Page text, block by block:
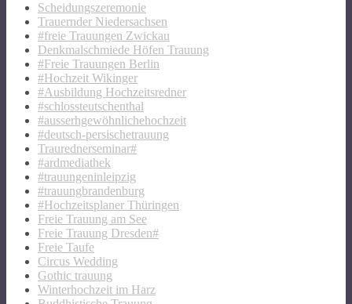
Scheidungszeremonie
Trauernder Niedersachsen
#freie Trauungen Zwickau
Denkmalschmiede Höfen Trauung
#Freie Trauungen Berlin
#Hochzeit Wikinger
#Ausbildung Hochzeitsredner
#schlossteutschenthal
#ausserhgewöhnlichehochzeit
#deutsch-persischetrauung
Traurednerseminar#
#ardmediathek
#trauungeninleipzig
#trauungbrandenburg
#Hochzeitsplaner Thüringen
Freie Trauung am See
Freie Trauung Dresden#
Freie Taufe
Circus Wedding
Gothic trauung
Winterhochzeit im Harz